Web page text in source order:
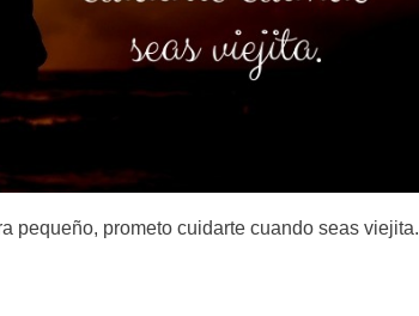
pequeño, prometo cuidarte cuando seas viejita.